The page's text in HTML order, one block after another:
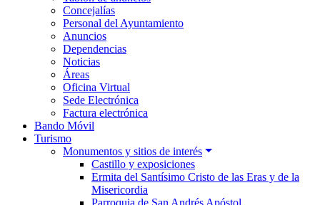
Concejalías
Personal del Ayuntamiento
Anuncios
Dependencias
Noticias
Áreas
Oficina Virtual
Sede Electrónica
Factura electrónica
Bando Móvil
Turismo
Monumentos y sitios de interés
Castillo y exposiciones
Ermita del Santísimo Cristo de las Eras y de la
Misericordia
Parroquia de San Andrés Apóstol